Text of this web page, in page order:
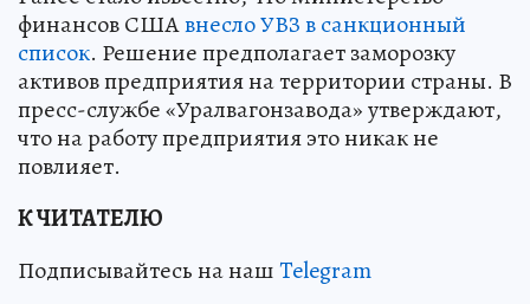
финансов СШАвнесло УВЗ в санкционный
список. Решение предполагает заморозку
активов предприятия на территории страны. В
пресс-службе «Уралвагонзавода» утверждают,
что на работу предприятия это никак не
повлияет.
К ЧИТАТЕЛЮ
Подписывайтесь на нашTelegram